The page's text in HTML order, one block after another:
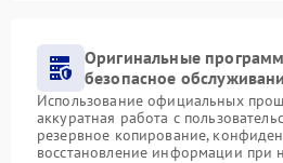
Оригинальные
безопасное
Использование официальных
аккуратная работа с
резервное копирование,
восстановление информации при